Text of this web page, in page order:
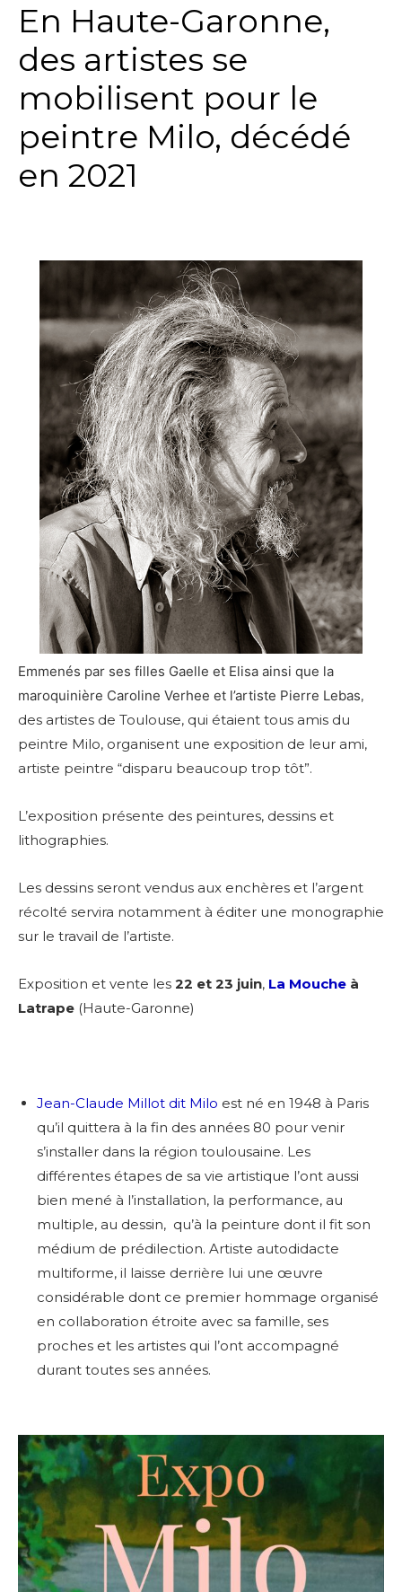
En Haute-Garonne,
des artistes se
mobilisent pour le
peintre Milo, décédé
en 2021
Emmenés par ses filles Gaelle et Elisa ainsi que la
maroquinière Caroline Verhee et l’artiste Pierre Lebas,
des artistes de Toulouse, qui étaient tous amis du
peintre Milo, organisent une exposition de leur ami,
artiste peintre “disparu beaucoup trop tôt”.
L’exposition présente des peintures, dessins et
lithographies.
Les dessins seront vendus aux enchères et l’argent
récolté servira notamment à éditer une monographie
sur le travail de l’artiste.
Exposition et vente les 22 et 23 juin, La Mouche à
Latrape (Haute-Garonne)
Jean-Claude Millot dit Milo est né en 1948 à Paris
qu’il quittera à la fin des années 80 pour venir
s’installer dans la région toulousaine. Les
différentes étapes de sa vie artistique l’ont aussi
bien mené à l’installation, la performance, au
multiple, au dessin, qu’à la peinture dont il fit son
médium de prédilection. Artiste autodidacte
multiforme, il laisse derrière lui une œuvre
considérable dont ce premier hommage organisé
en collaboration étroite avec sa famille, ses
proches et les artistes qui l’ont accompagné
durant toutes ses années.